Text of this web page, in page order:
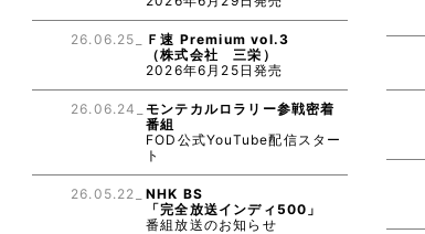
26.06.25_
Ｆ速 Premium vol.3
（株式会社 三栄）
2026年6月25日発売
26.06.24_
モンテカルロラリー参戦密着
番組
FOD公式YouTube配信スター
ト
26.05.22_
NHK BS
「完全放送インディ500」
番組放送のお知らせ